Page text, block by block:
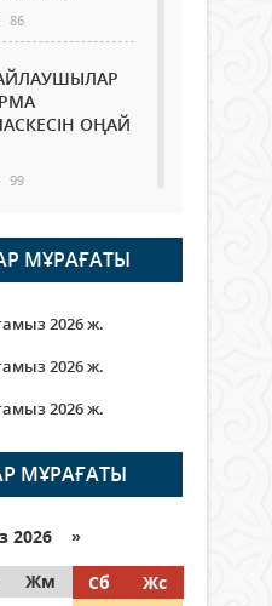
86
ОҢАЙ
99
облысы
20
етті
ҚАЛАЙ
276
158
МҰРАҒАТЫ
2026 ж.
2026 ж.
2026 ж.
МҰРАҒАТЫ
2026 »
Жм Сб
Жс